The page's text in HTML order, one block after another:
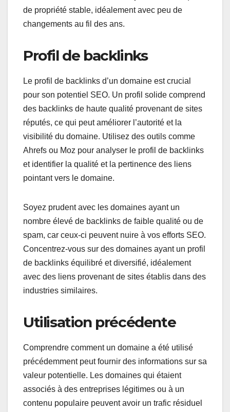
de propriété stable, idéalement avec peu de
changements au fil des ans.
Profil de backlinks
Le profil de backlinks d’un domaine est crucial
pour son potentiel SEO. Un profil solide comprend
des backlinks de haute qualité provenant de sites
réputés, ce qui peut améliorer l’autorité et la
visibilité du domaine. Utilisez des outils comme
Ahrefs ou Moz pour analyser le profil de backlinks
et identifier la qualité et la pertinence des liens
pointant vers le domaine.
Soyez prudent avec les domaines ayant un
nombre élevé de backlinks de faible qualité ou de
spam, car ceux-ci peuvent nuire à vos efforts SEO.
Concentrez-vous sur des domaines ayant un profil
de backlinks équilibré et diversifié, idéalement
avec des liens provenant de sites établis dans des
industries similaires.
Utilisation précédente
Comprendre comment un domaine a été utilisé
précédemment peut fournir des informations sur sa
valeur potentielle. Les domaines qui étaient
associés à des entreprises légitimes ou à un
contenu populaire peuvent avoir un trafic résiduel